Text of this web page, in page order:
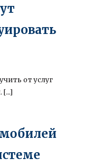
от услуг
[...]